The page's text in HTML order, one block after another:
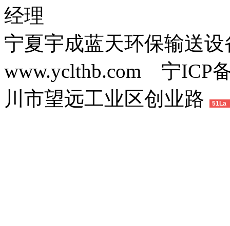
经理
宁夏宇成蓝天环保输送
www.yclthb.com 宁ICP
川市望远工业区创业路
51La